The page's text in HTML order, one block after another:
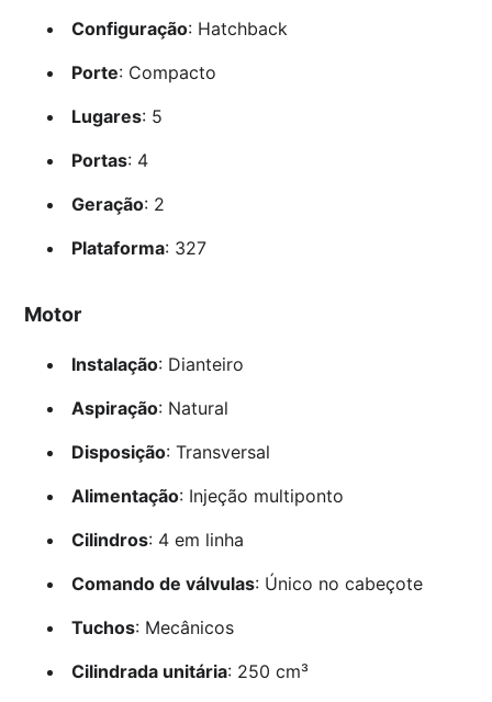
Configuração: Hatchback
Porte: Compacto
Lugares: 5
Portas: 4
Geração: 2
Plataforma: 327
Motor
Instalação: Dianteiro
Aspiração: Natural
Disposição: Transversal
Alimentação: Injeção multiponto
Cilindros: 4 em linha
Comando de válvulas: Único no cabeçote
Tuchos: Mecânicos
Cilindrada unitária: 250 cm³